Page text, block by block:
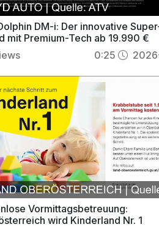
DM-i: Der innovative
mit Premium-Tech ab 19.990 €
0:25
Vormittagsbetreuung:
wird Kinderland Nr. 1